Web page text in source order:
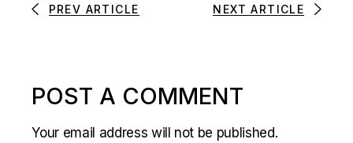
PREV ARTICLE NEXT ARTICLE
POST A COMMENT
Your email address will not be published.